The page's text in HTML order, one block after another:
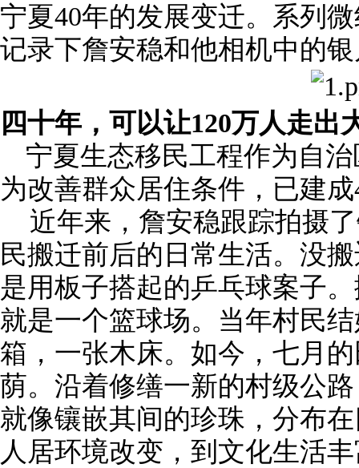
宁夏40年的发展变迁。系列
记录下詹安稳和他相机中的
四十年，可以让120万人走出
宁夏生态移民工程作为自
为改善群众居住条件，已建
近年来，詹安稳跟踪拍摄
民搬迁前后的日常生活。没
是用板子搭起的乒乓球案子
就是一个篮球场。当年村民
箱，一张木床。如今，七月
荫。沿着修缮一新的村级公
就像镶嵌其间的珍珠，分布
人居环境改变，到文化生活